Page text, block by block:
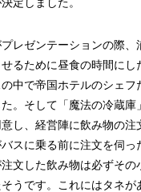
レゼンテーションの際、
るために昼食の時間にし
中で帝国ホテルのシェフ
。そして「魔法の冷蔵庫
し、経営陣に飲み物の注
スに乗る前に注文を伺っ
文した飲み物は必ずその
うです。これにはタネが